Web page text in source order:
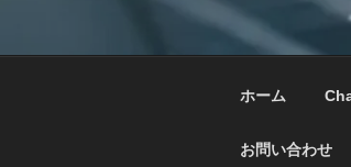
ホーム
お問い合わせ